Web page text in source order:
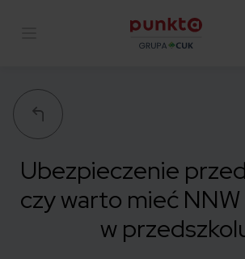
Ubezpieczenie
czy warto mieć
w